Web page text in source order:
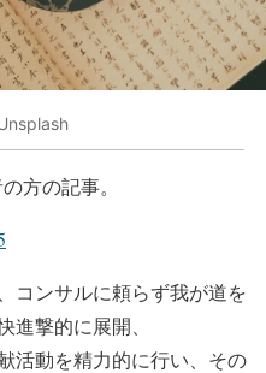
方の記事。
コンサルに頼らず我が道を
進撃的に展開、
活動を精力的に行い、その